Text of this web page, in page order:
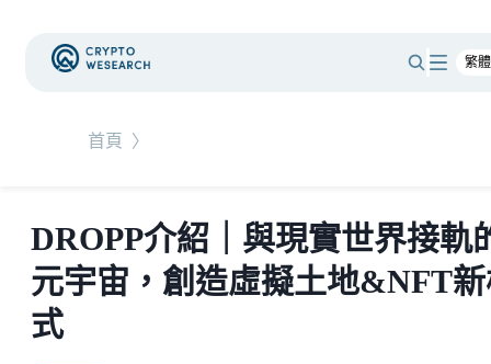
首頁 〉
DROPP介紹｜與現實世界接軌
元宇宙，創造虛擬土地&NFT
式